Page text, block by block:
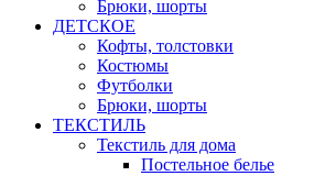
Брюки, шорты
ДЕТСКОЕ
Кофты, толстовки
Костюмы
Футболки
Брюки, шорты
ТЕКСТИЛЬ
Текстиль для дома
Постельное белье